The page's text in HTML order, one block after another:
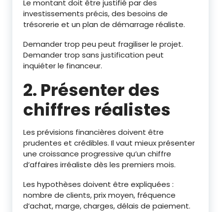
Le montant doit être justifié par des
investissements précis, des besoins de
trésorerie et un plan de démarrage réaliste.
Demander trop peu peut fragiliser le projet.
Demander trop sans justification peut
inquiéter le financeur.
2. Présenter des
chiffres réalistes
Les prévisions financières doivent être
prudentes et crédibles. Il vaut mieux présenter
une croissance progressive qu’un chiffre
d’affaires irréaliste dès les premiers mois.
Les hypothèses doivent être expliquées :
nombre de clients, prix moyen, fréquence
d’achat, marge, charges, délais de paiement.